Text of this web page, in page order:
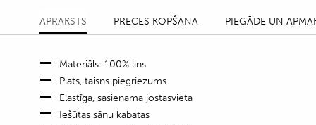
APRAKSTS PRECES KOPŠANA PIEGĀDE UN
Materiāls: 100% lins
Plats, taisns piegriezums
Elastīga, sasienama jostasvieta
Iešūtas sānu kabatas